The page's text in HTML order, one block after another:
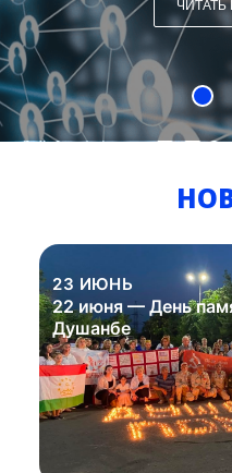
23 ИЮНЬ
22 июня — День
Душанбе